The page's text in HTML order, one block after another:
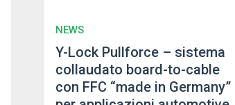
NEWS
Y-Lock Pullforce – sistema
collaudato board-to-cable
con FFC “made in Germany”